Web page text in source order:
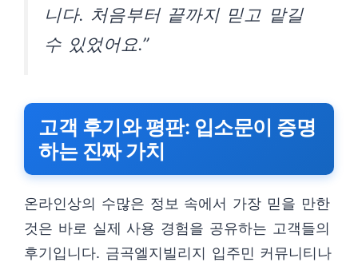
니다. 처음부터 끝까지 믿고 맡길
수 있었어요.”
고객 후기와 평판: 입소문이 증명
하는 진짜 가치
온라인상의 수많은 정보 속에서 가장 믿을 만한
것은 바로 실제 사용 경험을 공유하는 고객들의
후기입니다. 금곡엘지빌리지 입주민 커뮤니티나